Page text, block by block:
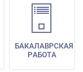
БАКАЛАВРСКАЯ
РАБОТА